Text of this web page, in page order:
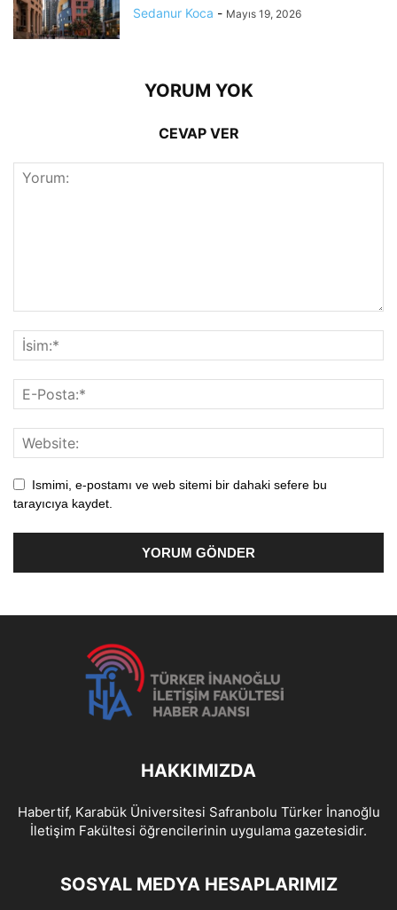
Sedanur Koca - Mayıs 19, 2026
YORUM YOK
CEVAP VER
Ismimi, e-postamı ve web sitemi bir dahaki sefere bu
tarayıcıya kaydet.
HAKKIMIZDA
Habertif, Karabük Üniversitesi Safranbolu Türker İnanoğlu
İletişim Fakültesi öğrencilerinin uygulama gazetesidir.
SOSYAL MEDYA HESAPLARIMIZ